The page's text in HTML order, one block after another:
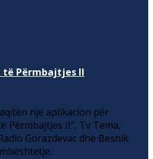
Përmbajtjes II
një aplikacion për
Përmbajtjes II”, Tv Tema,
Gorazdevac dhe Besnik